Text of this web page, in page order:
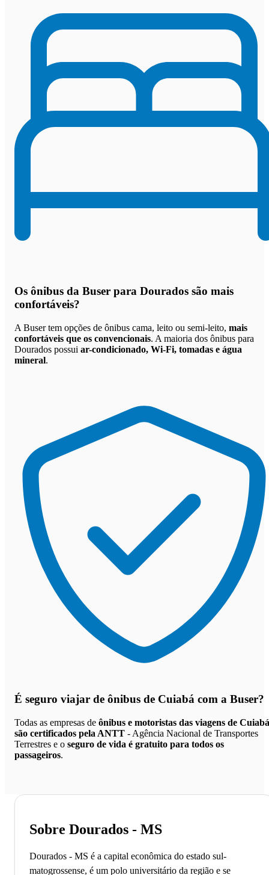
Os ônibus da Buser para Dourados são mais
confortáveis?
A Buser tem opções de ônibus cama, leito ou semi-leito, mais
confortáveis que os convencionais. A maioria dos ônibus para
Dourados possui ar-condicionado, Wi-Fi, tomadas e água
mineral.
É seguro viajar de ônibus de Cuiabá com a Buser?
Todas as empresas de ônibus e motoristas das viagens de Cuiabá
são certificados pela ANTT - Agência Nacional de Transportes
Terrestres e o seguro de vida é gratuito para todos os
passageiros.
Sobre Dourados - MS
Dourados - MS é a capital econômica do estado sul-
matogrossense, é um polo universitário da região e se